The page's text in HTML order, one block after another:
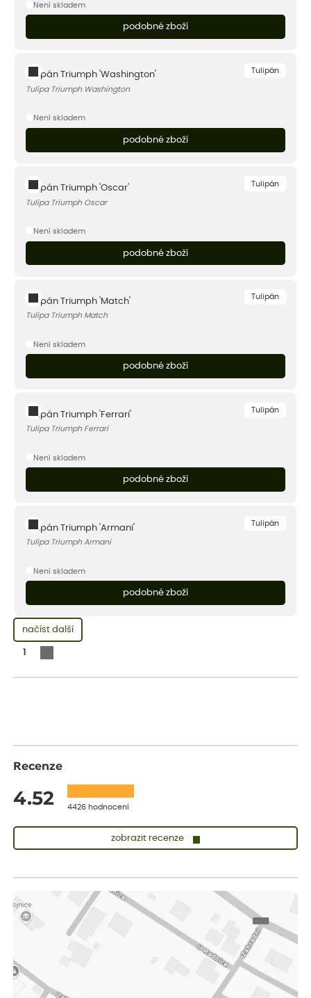
Není skladem
podobné zboží
Tulipán
Tulipán Triumph 'Washington'
Tulipa Triumph Washington
Není skladem
podobné zboží
Tulipán
Tulipán Triumph 'Oscar'
Tulipa Triumph Oscar
Není skladem
podobné zboží
Tulipán
Tulipán Triumph 'Match'
Tulipa Triumph Match
Není skladem
podobné zboží
Tulipán
Tulipán Triumph 'Ferrari'
Tulipa Triumph Ferrari
Není skladem
podobné zboží
Tulipán
Tulipán Triumph 'Armani'
Tulipa Triumph Armani
Není skladem
podobné zboží
načíst další
Recenze
4.52 4426 hodnocení
zobrazit recenze
Vše přišlo velice rychle krásně zabalené. Rostlinky po přesazení
velice dobře prospívají
Jarda
ověřený nákup
Dobrý den, byli jsme spokojeni